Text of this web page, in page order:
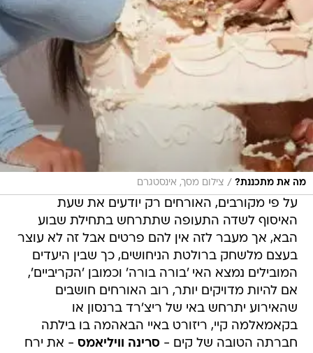
מה את מתכננת? / צילום מסך, אינסטגרם
על פי מקורבים, האורחים רק יודעים את שעת
האיסוף לשדה התעופה שתתרחש בתחילת שבוע
הבא, אך מעבר לזה אין להם פרטים אבל זה לא עוצר
בעצם מלשחק ברולטת הניחושים, כך שבין היעדים
המובילים נמצא האי 'בורה בורה' וכמובן 'הקריביים',
אם להיות מדויקים יותר, רוב האורחים חושבים
שהאירוע יתרחש באי של ריצ'רד ברנסון או
בקאמאלמה קיי, ריזורט באיי הבאהמה בו בילתה
חברתה הטובה של קים -סרינה וויליאמס - את ירח